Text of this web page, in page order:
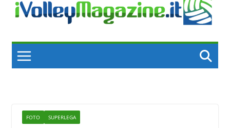
content
FOTO SUPERLEGA